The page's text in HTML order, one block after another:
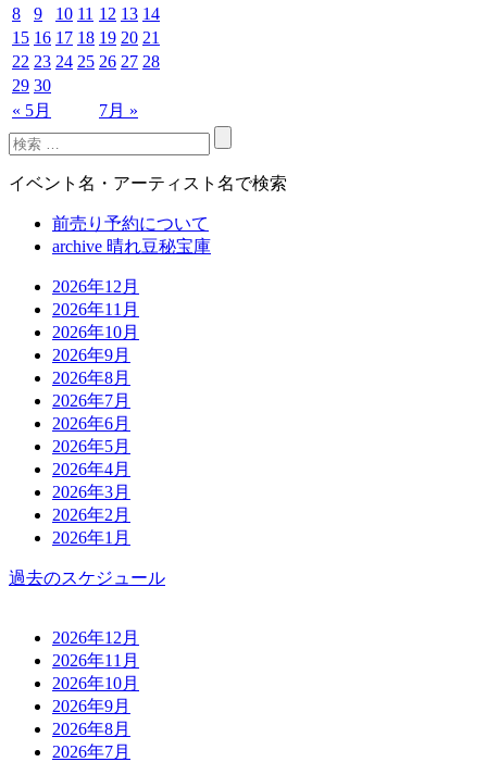
« 5月 7月 »
8
9 10 11 12 13 14
15 16 17 18 19 20 21
22 23 24 25 26 27 28
29 30
イベント名・アーティスト名で検索
前売り予約について
archive 晴れ豆秘宝庫
2026年12月
2026年11月
2026年10月
2026年9月
2026年8月
2026年7月
2026年6月
2026年5月
2026年4月
2026年3月
2026年2月
2026年1月
過去のスケジュール
2026年12月
2026年11月
2026年10月
2026年9月
2026年8月
2026年7月